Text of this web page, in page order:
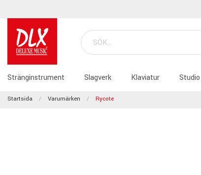
Stränginstrument Slagverk Klaviatur Studio
Startsida Varumärken Rycote